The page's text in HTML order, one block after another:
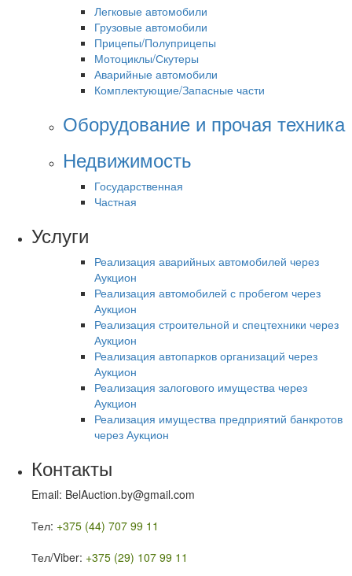
Легковые автомобили
Грузовые автомобили
Прицепы/Полуприцепы
Мотоциклы/Скутеры
Аварийные автомобили
Комплектующие/Запасные части
Оборудование и прочая техника
Недвижимость
Государственная
Частная
Услуги
Реализация аварийных автомобилей через
Аукцион
Реализация автомобилей с пробегом через
Аукцион
Реализация строительной и спецтехники через
Аукцион
Реализация автопарков организаций через
Аукцион
Реализация залогового имущества через
Аукцион
Реализация имущества предприятий банкротов
через Аукцион
Контакты
Email: BelAuction.by@gmail.com
Тел: +375 (44) 707 99 11
Тел/Viber: +375 (29) 107 99 11